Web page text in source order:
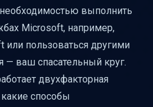
включения
подлинности
личности —
с нового устройства и
выполнить
Microsoft, например,
или пользоваться другими
— ваш спасательный круг.
двухфакторная
способы